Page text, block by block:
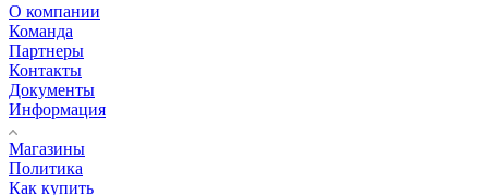
О компании
Команда
Партнеры
Контакты
Документы
Информация
Магазины
Политика
Как купить